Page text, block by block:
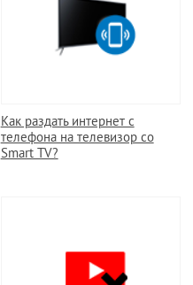
Как раздать интернет с
телефона на телевизор cо
Smart TV?